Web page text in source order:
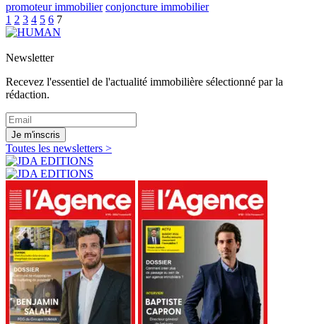
promoteur immobilier conjoncture immobilier
1 2 3 4 5 6 7
Newsletter
Recevez l'essentiel de l'actualité immobilière sélectionné par la
rédaction.
Je m'inscris
Toutes les newsletters >